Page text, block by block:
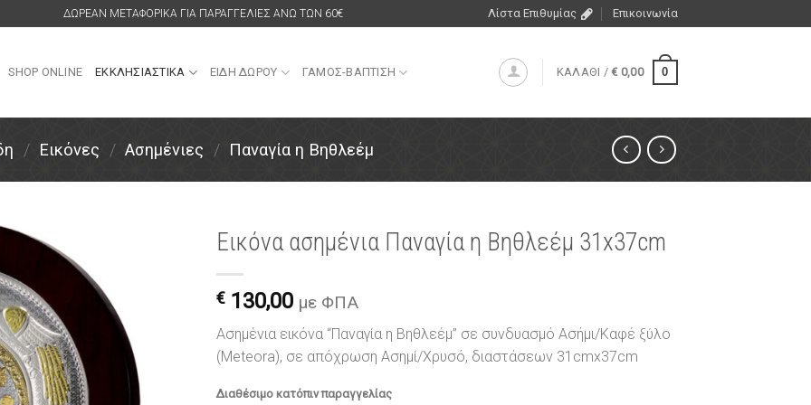
ΔΩΡΕΑΝ ΜΕΤΑΦΟΡΙΚΑ ΓΙΑ ΠΑΡΑΓΓΕΛΙΕΣ ΑΝΩ ΤΩΝ 60€ Λίστα Επιθυμίας Επικοινωνία
SHOP ONLINE ΕΚΚΛΗΣΙΑΣΤΙΚΑ ΕΙΔΗ ΔΩΡΟΥ ΓΑΜΟΣ-ΒΑΠΤΙΣΗ ΚΑΛΑΘΙ /€ 0,00 0
/ Εικόνες / Ασημένιες / Παναγία η Βηθλεέμ
επιθυμιών
Εικόνα ασημένια Παναγία η Βηθλεέμ 31x37cm
€ 130,00 με ΦΠΑ
Ασημένια εικόνα “Παναγία η Βηθλεέμ” σε συνδυασμό Ασήμι/Καφέ ξύλο
(Meteora), σε απόχρωση Ασημί/Χρυσό, διαστάσεων 31cmx37cm
Διαθέσιμο κατόπιν παραγγελίας